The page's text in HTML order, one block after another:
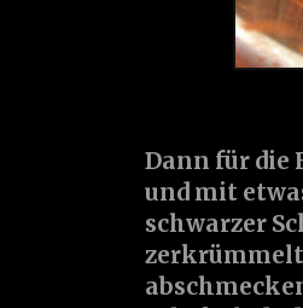
Dann für die
und mit
schwarzer